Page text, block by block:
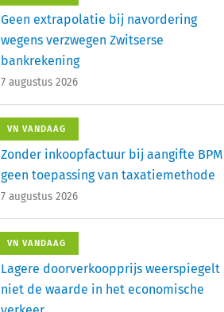
Geen extrapolatie bij navordering
wegens verzwegen Zwitserse
bankrekening
7 augustus 2026
VN VANDAAG
Zonder inkoopfactuur bij aangifte BPM
geen toepassing van taxatiemethode
7 augustus 2026
VN VANDAAG
Lagere doorverkoopprijs weerspiegelt
niet de waarde in het economische